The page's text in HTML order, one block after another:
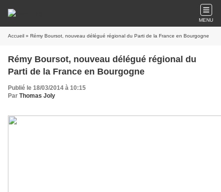
MENU
Accueil » Rémy Boursot, nouveau délégué régional du Parti de la France en Bourgogne
Rémy Boursot, nouveau délégué régional du
Parti de la France en Bourgogne
Publié le 18/03/2014 à 10:15
Par Thomas Joly